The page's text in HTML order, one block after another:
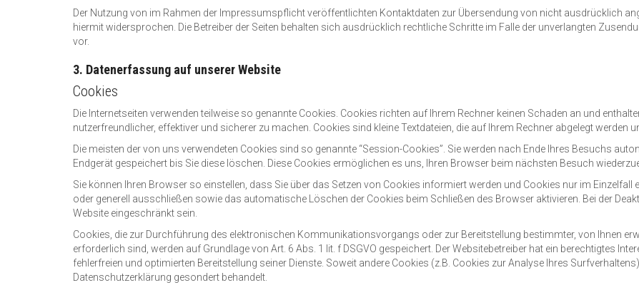
Der Nutzung von im Rahmen der Impressumspflicht veröffentlichten Kontaktdaten zur Übersendung von nicht ausdrücklich
hiermit widersprochen. Die Betreiber der Seiten behalten sich ausdrücklich rechtliche Schritte im Falle der unverlangten
vor.
3. Datenerfassung auf unserer Website
Cookies
Die Internetseiten verwenden teilweise so genannte Cookies. Cookies richten auf Ihrem Rechner keinen Schaden an und
nutzerfreundlicher, effektiver und sicherer zu machen. Cookies sind kleine Textdateien, die auf Ihrem Rechner abgelegt werden
Die meisten der von uns verwendeten Cookies sind so genannte “Session-Cookies”. Sie werden nach Ende Ihres Besuchs
Endgerät gespeichert bis Sie diese löschen. Diese Cookies ermöglichen es uns, Ihren Browser beim nächsten Besuch
Sie können Ihren Browser so einstellen, dass Sie über das Setzen von Cookies informiert werden und Cookies nur im
oder generell ausschließen sowie das automatische Löschen der Cookies beim Schließen des Browser aktivieren. Bei der
Website eingeschränkt sein.
Cookies, die zur Durchführung des elektronischen Kommunikationsvorgangs oder zur Bereitstellung bestimmter, von Ihnen
erforderlich sind, werden auf Grundlage von Art. 6 Abs. 1 lit. f DSGVO gespeichert. Der Websitebetreiber hat ein berechtigtes
fehlerfreien und optimierten Bereitstellung seiner Dienste. Soweit andere Cookies (z.B. Cookies zur Analyse Ihres
Datenschutzerklärung gesondert behandelt.